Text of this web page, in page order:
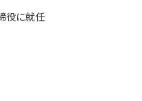
役に就任